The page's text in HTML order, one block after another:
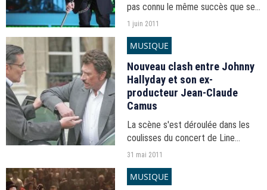
pas connu le même succès que ses
prédécesseurs.
1 juin 2011
MUSIQUE
Nouveau clash entre Johnny
Hallyday et son ex-
producteur Jean-Claude
Camus
La scène s'est déroulée dans les
coulisses du concert de Line
Renaud à l'Olympia.
31 mai 2011
MUSIQUE